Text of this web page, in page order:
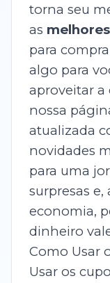
torna seu
as
para
algo para
aproveitar a
nossa
atualizada
novidades
para uma
surpresas
economia,
dinheiro
Como Usar
Usar os